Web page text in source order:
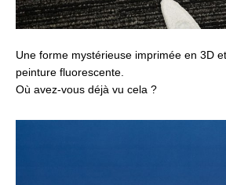
Une forme mystérieuse imprimée en 3D
peinture fluorescente.
Où avez-vous déjà vu cela ?